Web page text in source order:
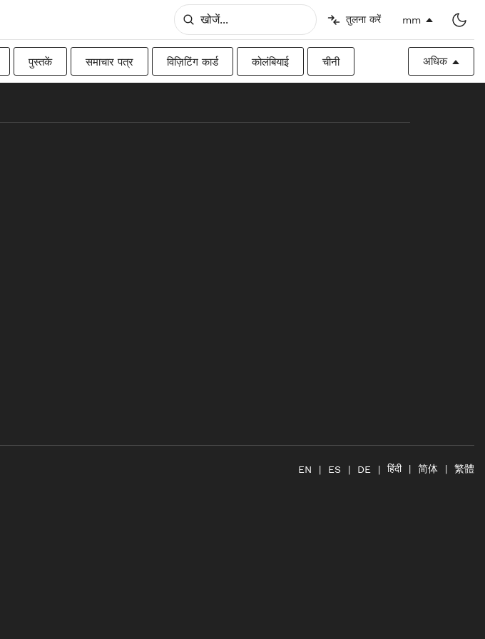
तुलना करें mm
पुस्तकें समाचार पत्र विज़िटिंग कार्ड कोलंबियाई चीनी अधिक
EN ES DE हिंदी 简体 繁體